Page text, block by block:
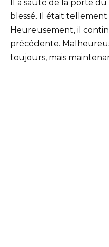
Il a sauté de la porte
blessé. Il était
Heureusement, il
précédente.
toujours, mais